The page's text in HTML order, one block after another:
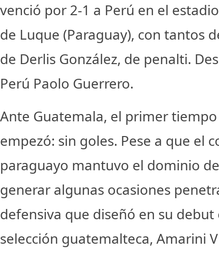
venció por 2-1 a Perú en el
de Luque (Paraguay), con tantos
de Derlis González, de penalti.
Perú Paolo Guerrero.
Ante Guatemala, el primer
empezó: sin goles. Pese a que el
paraguayo mantuvo el dominio
generar algunas ocasiones
defensiva que diseñó en su debut
selección guatemalteca, Amarini